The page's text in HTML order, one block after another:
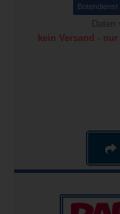
Botendienst
Daten
kein Versand -